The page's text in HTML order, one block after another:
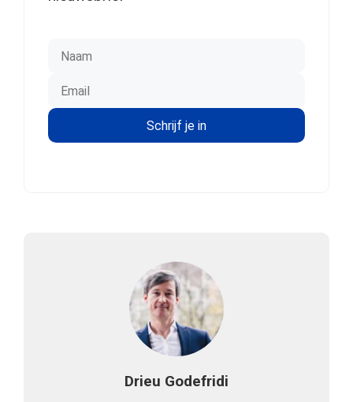
Drieu Godefridi